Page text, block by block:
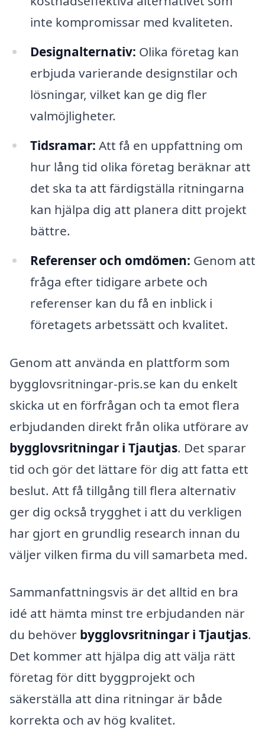
inte kompromissar med kvaliteten.
Designalternativ: Olika företag kan
erbjuda varierande designstilar och
lösningar, vilket kan ge dig fler
valmöjligheter.
Tidsramar: Att få en uppfattning om
hur lång tid olika företag beräknar att
det ska ta att färdigställa ritningarna
kan hjälpa dig att planera ditt projekt
bättre.
Referenser och omdömen: Genom att
fråga efter tidigare arbete och
referenser kan du få en inblick i
företagets arbetssätt och kvalitet.
Genom att använda en plattform som
bygglovsritningar-pris.se kan du enkelt
skicka ut en förfrågan och ta emot flera
erbjudanden direkt från olika utförare av
bygglovsritningar i Tjautjas. Det sparar
tid och gör det lättare för dig att fatta ett
beslut. Att få tillgång till flera alternativ
ger dig också trygghet i att du verkligen
har gjort en grundlig research innan du
väljer vilken firma du vill samarbeta med.
Sammanfattningsvis är det alltid en bra
idé att hämta minst tre erbjudanden när
du behöver bygglovsritningar i Tjautjas.
Det kommer att hjälpa dig att välja rätt
företag för ditt byggprojekt och
säkerställa att dina ritningar är både
korrekta och av hög kvalitet.